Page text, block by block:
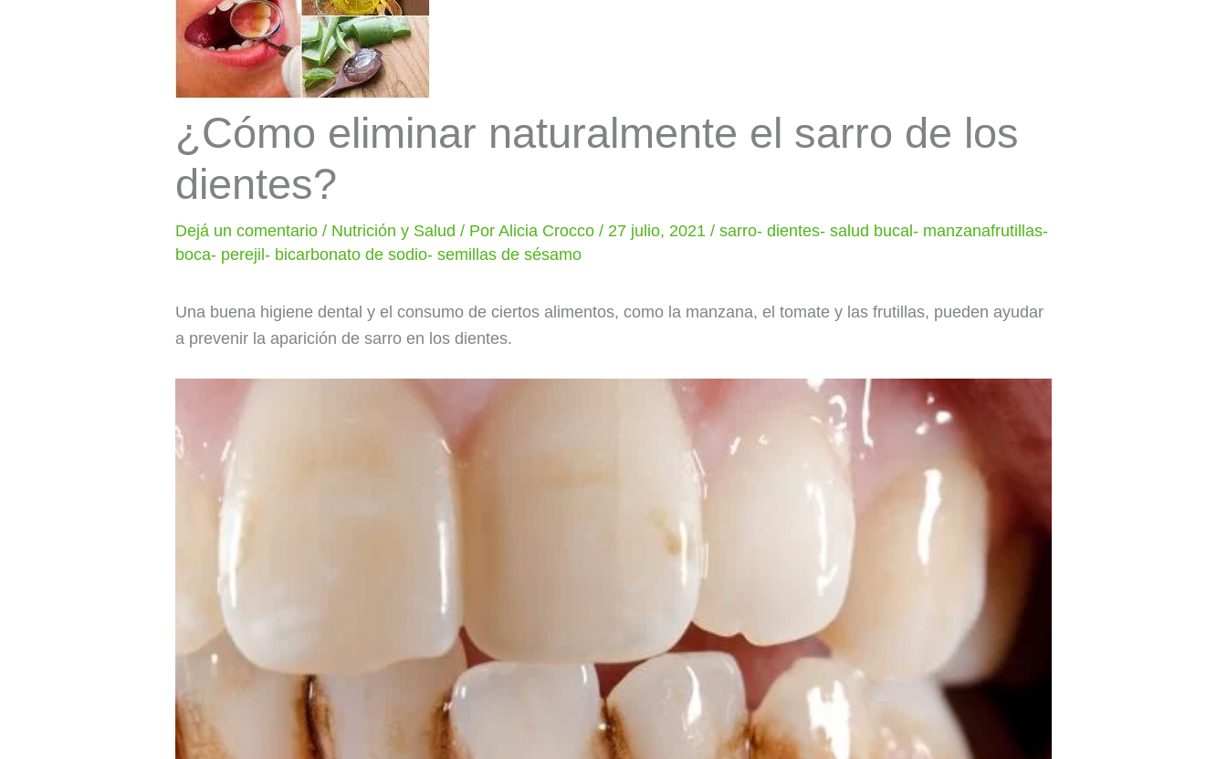
¿Cómo eliminar naturalmente el sarro de los
dientes?
Dejá un comentario / Nutrición y Salud / PorAlicia Crocco/ 27 julio, 2021/sarro- dientes- salud bucal- manzanafrutillas-
boca- perejil- bicarbonato de sodio- semillas de sésamo
Una buena higiene dental y el consumo de ciertos alimentos, como la manzana, el tomate y las frutillas, pueden ayudar
a prevenir la aparición de sarro en los dientes.